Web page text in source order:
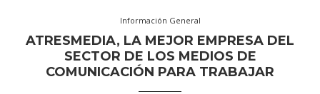
Información General
ATRESMEDIA, LA MEJOR EMPRESA DEL
SECTOR DE LOS MEDIOS DE
COMUNICACIÓN PARA TRABAJAR